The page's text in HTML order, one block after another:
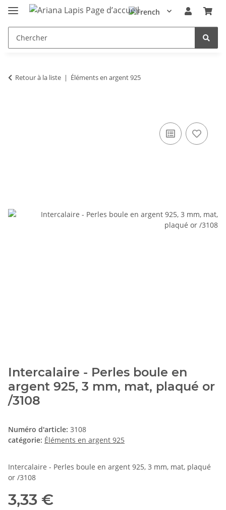
Retour à la liste Éléments en argent 925
Intercalaire - Perles boule en
argent 925, 3 mm, mat, plaqué or
/3108
Numéro d'article: 3108
catégorie: Éléments en argent 925
Intercalaire - Perles boule en argent 925, 3 mm, mat, plaqué
or /3108
3,33 €